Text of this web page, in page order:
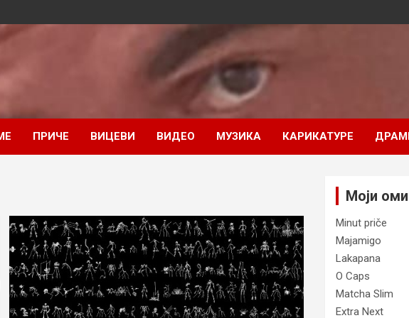
ПРИЧЕ ВИЦЕВИ ВИДЕО МУЗИКА КАРИКАТУРЕ
Моји
Minut priče
Majamigo
Lakapana
O Caps
Matcha Slim
Extra Next